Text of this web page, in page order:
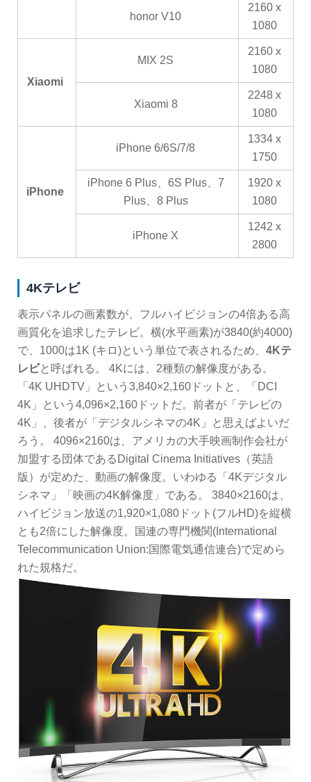
honor V10
2160 x
1080
Xiaomi
MIX 2S
2160 x
1080
Xiaomi 8
2248 x
1080
iPhone
iPhone 6/6S/7/8
1334 x
1750
iPhone 6 Plus、6S Plus、7
Plus、8 Plus
1920 x
1080
iPhone X
1242 x
2800
4Kテレビ
表示パネルの画素数が、フルハイビジョンの4倍ある高
画質化を追求したテレビ。横(水平画素)が3840(約4000)
で、1000は1K (キロ)という単位で表されるため、 4Kテ
レビと呼ばれる。 4Kには、2種類の解像度がある。
「4K UHDTV」という3,840×2,160ドットと、「DCI
4K」という4,096×2,160ドットだ。前者が「テレビの
4K」、後者が「デジタルシネマの4K」と思えばよいだ
ろう。 4096×2160は、アメリカの大手映画制作会社が
加盟する団体であるDigital Cinema Initiatives（英語
版）が定めた、動画の解像度。いわゆる「4Kデジタル
シネマ」「映画の4K解像度」である。 3840×2160は、
ハイビジョン放送の1,920×1,080ドット(フルHD)を縦横
とも2倍にした解像度。国連の専門機関(International
Telecommunication Union:国際電気通信連合)で定めら
れた規格だ。